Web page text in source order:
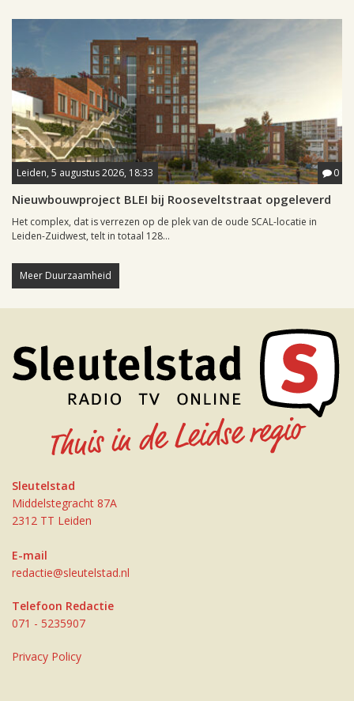
Leiden, 5 augustus 2026, 18:33 0
Nieuwbouwproject BLEI bij Rooseveltstraat opgeleverd
Het complex, dat is verrezen op de plek van de oude SCAL-locatie in
Leiden-Zuidwest, telt in totaal 128...
Meer Duurzaamheid
Sleutelstad
Middelstegracht 87A
2312 TT Leiden
E-mail
redactie@sleutelstad.nl
Telefoon Redactie
071 - 5235907
Privacy Policy